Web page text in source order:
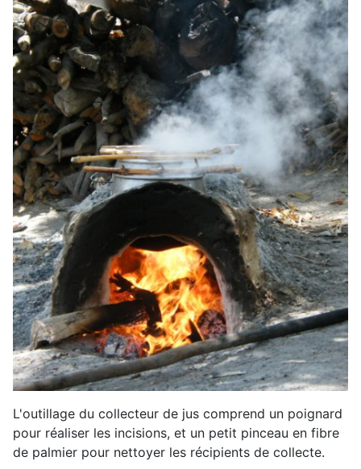
L'outillage du collecteur de jus comprend un poignard
pour réaliser les incisions, et un petit pinceau en fibre
de palmier pour nettoyer les récipients de collecte.